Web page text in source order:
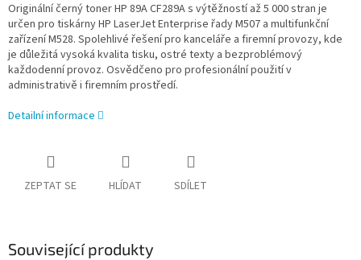
Originální černý toner HP 89A CF289A s výtěžností až 5 000 stran je
určen pro tiskárny HP LaserJet Enterprise řady M507 a multifunkční
zařízení M528. Spolehlivé řešení pro kanceláře a firemní provozy, kde
je důležitá vysoká kvalita tisku, ostré texty a bezproblémový
každodenní provoz. Osvědčeno pro profesionální použití v
administrativě i firemním prostředí.
Detailní informace
ZEPTAT SE HLÍDAT SDÍLET
Související produkty